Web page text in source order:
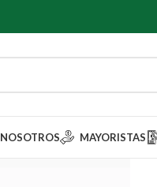
NOSOTROS MAYORISTAS